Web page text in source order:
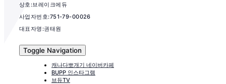
상호:브레이크에듀
사업자번호:751-79-00026
대표자명:권태원
Toggle Navigation
캐나다뽀개기 네이버카페
BUPP 인스타그램
브듀TV